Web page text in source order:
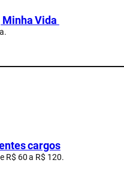
Vida
cargos
R$ 60 a R$ 120.